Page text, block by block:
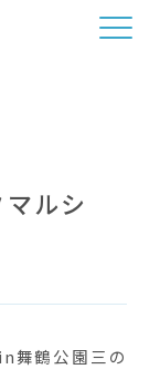
ルシ
舞鶴公園三の